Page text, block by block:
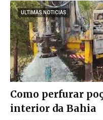
ULTIMAS NOTICIAS
Como perfurar
interior da Bahia